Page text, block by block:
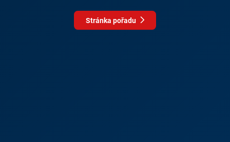
Stránka pořadu